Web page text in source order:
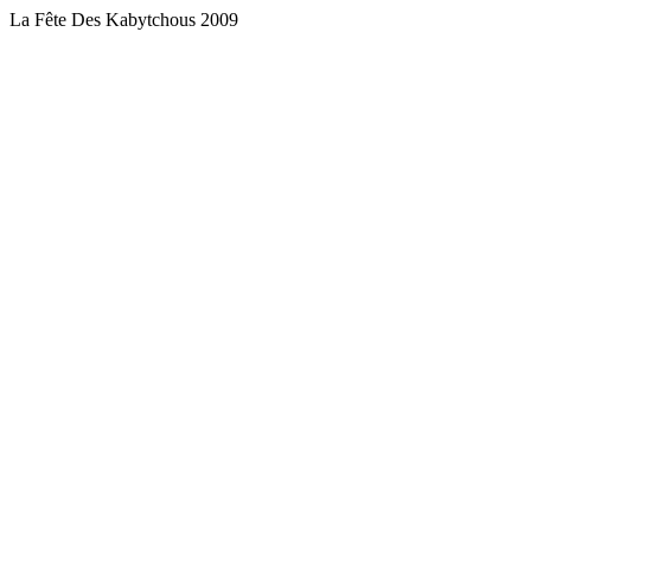
La Fête Des Kabytchous 2009